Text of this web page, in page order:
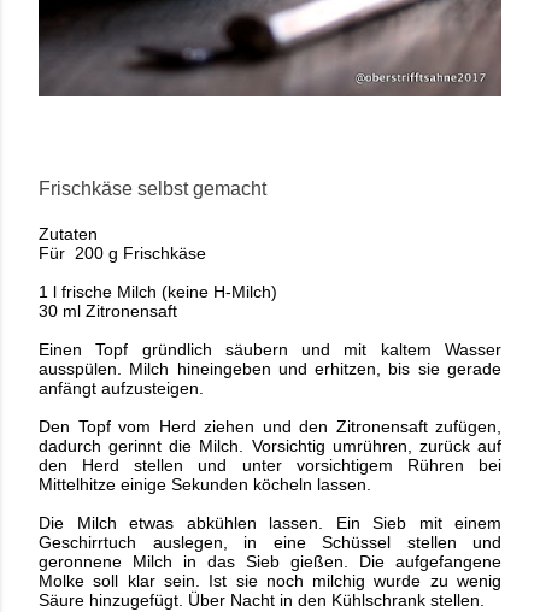
Frischkäse selbst gemacht
Zutaten
Für 200 g Frischkäse
1 l frische Milch (keine H-Milch)
30 ml Zitronensaft
Einen Topf gründlich säubern und mit kaltem Wasser
ausspülen. Milch hineingeben und erhitzen, bis sie gerade
anfängt aufzusteigen.
Den Topf vom Herd ziehen und den Zitronensaft zufügen,
dadurch gerinnt die Milch. Vorsichtig umrühren, zurück auf
den Herd stellen und unter vorsichtigem Rühren bei
Mittelhitze einige Sekunden köcheln lassen.
Die Milch etwas abkühlen lassen. Ein Sieb mit einem
Geschirrtuch auslegen, in eine Schüssel stellen und
geronnene Milch in das Sieb gießen. Die aufgefangene
Molke soll klar sein. Ist sie noch milchig wurde zu wenig
Säure hinzugefügt. Über Nacht in den Kühlschrank stellen.